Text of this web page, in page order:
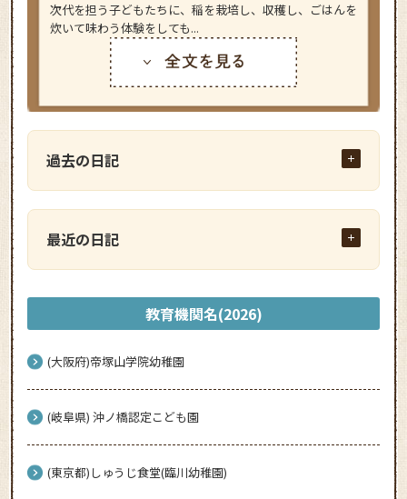
次代を担う子どもたちに、稲を栽培し、収穫し、ごはんを
炊いて味わう体験をしても...
過去の日記
最近の日記
教育機関名(2026)
(大阪府)帝塚山学院幼稚園
(岐阜県) 沖ノ橋認定こども園
(東京都)しゅうじ食堂(臨川幼稚園)